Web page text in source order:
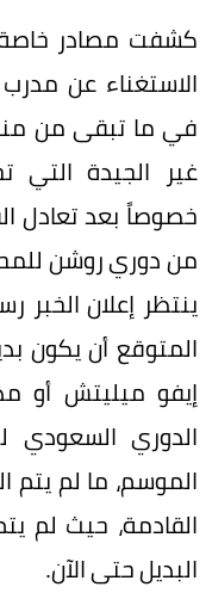
كشفت مصادر خاصة
الاستغناء عن
في ما تبقى من
غير الجيدة التي
من دوري روشن
ينتظر إعلان الخبر
المتوقع أن يكون
إيفو ميليتش أو
الدوري السعودي
الموسم، ما لم يتم
القادمة، حيث لم
البديل حتى الآن.